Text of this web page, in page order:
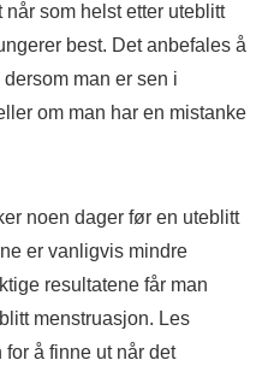
som helst etter uteblitt
best. Det anbefales å
man er sen i
om man har en mistanke
noen dager før en uteblitt
er vanligvis mindre
resultatene får man
menstruasjon. Les
å finne ut når det